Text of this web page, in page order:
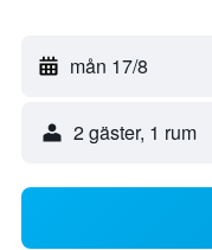
mån 17/8
2 gäster, 1 rum